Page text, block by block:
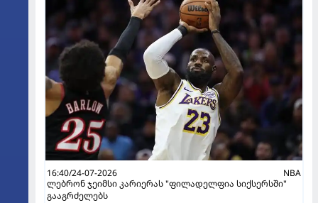
16:40/24-07-2026
NBA
ლებრონ ჯეიმსი კარიერას "ფილადელფია სიქსერსში"
გააგრძელებს